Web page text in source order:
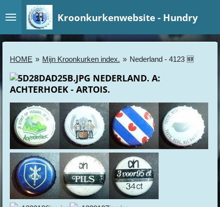
direct
naar
hoofdinhoud
Kroonkurkenwebsite - Hundry
HOME » Mijn Kroonkurken index. » Nederland - 4123 🆕
NEDERLAND. A:
ACHTERHOEK - ARTOIS.